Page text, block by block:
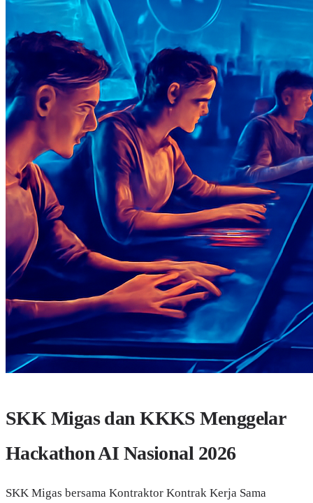
SKK Migas dan KKKS Menggelar
Hackathon AI Nasional 2026
SKK Migas bersama Kontraktor Kontrak Kerja Sama